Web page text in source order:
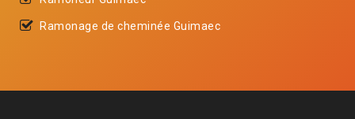
Ramonage de cheminée Guimaec